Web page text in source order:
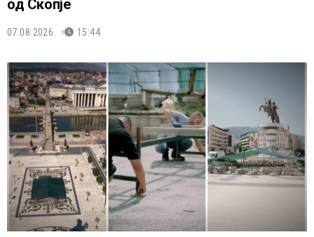
од Скопје
07.08.2026. 15:44